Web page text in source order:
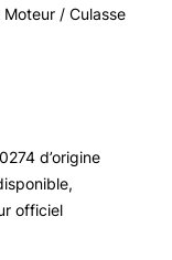
Moteur / Culasse
d’origine
officiel